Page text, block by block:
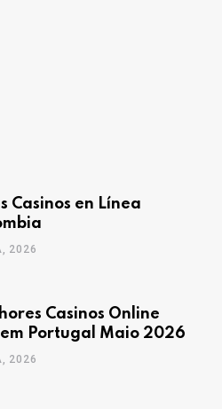
Casinos en Línea
2026
Casinos Online
em Portugal Maio 2026
2026